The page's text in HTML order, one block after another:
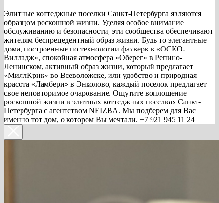
Элитные коттеджные поселки Санкт-Петербурга являются
образцом роскошной жизни. Уделяя особое внимание
обслуживанию и безопасности, эти сообщества обеспечивают
жителям беспрецедентный образ жизни. Будь то элегантные
дома, построенные по технологии фахверк в «ОСКО-
Вилладж», спокойная атмосфера «Оберег» в Репино-
Ленинском, активный образ жизни, который предлагает
«МиллКрик» во Всеволожске, или удобство и природная
красота «Ламбери» в Энколово, каждый поселок предлагает
свое неповторимое очарование. Ощутите воплощение
роскошной жизни в элитных коттеджных поселках Санкт-
Петербурга с агентством NEIZBA. Мы подберем для Вас
именно тот дом, о котором Вы мечтали. +7 921 945 11 24